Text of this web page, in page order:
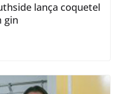
lança coquetel
gin